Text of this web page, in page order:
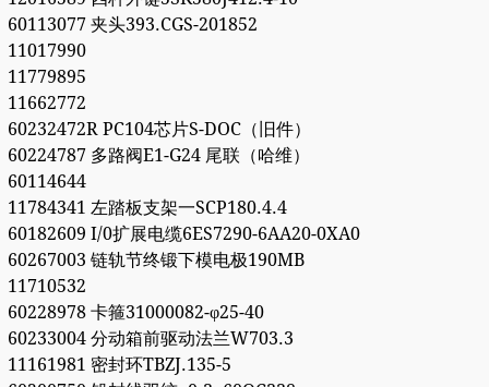
60113077 夹头393.CGS-201852
11017990
11779895
11662772
60232472R PC104芯片S-DOC（旧件）
60224787 多路阀E1-G24 尾联（哈维）
60114644
11784341 左踏板支架一SCP180.4.4
60182609 I/0扩展电缆6ES7290-6AA20-0XA0
60267003 链轨节终锻下模电极190MB
11710532
60228978 卡箍31000082-φ25-40
60233004 分动箱前驱动法兰W703.3
11161981 密封环TBZJ.135-5